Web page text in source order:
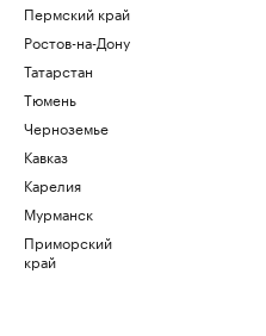
Пермский край
Ростов-на-Дону
Татарстан
Тюмень
Черноземье
Кавказ
Карелия
Мурманск
Приморский
край